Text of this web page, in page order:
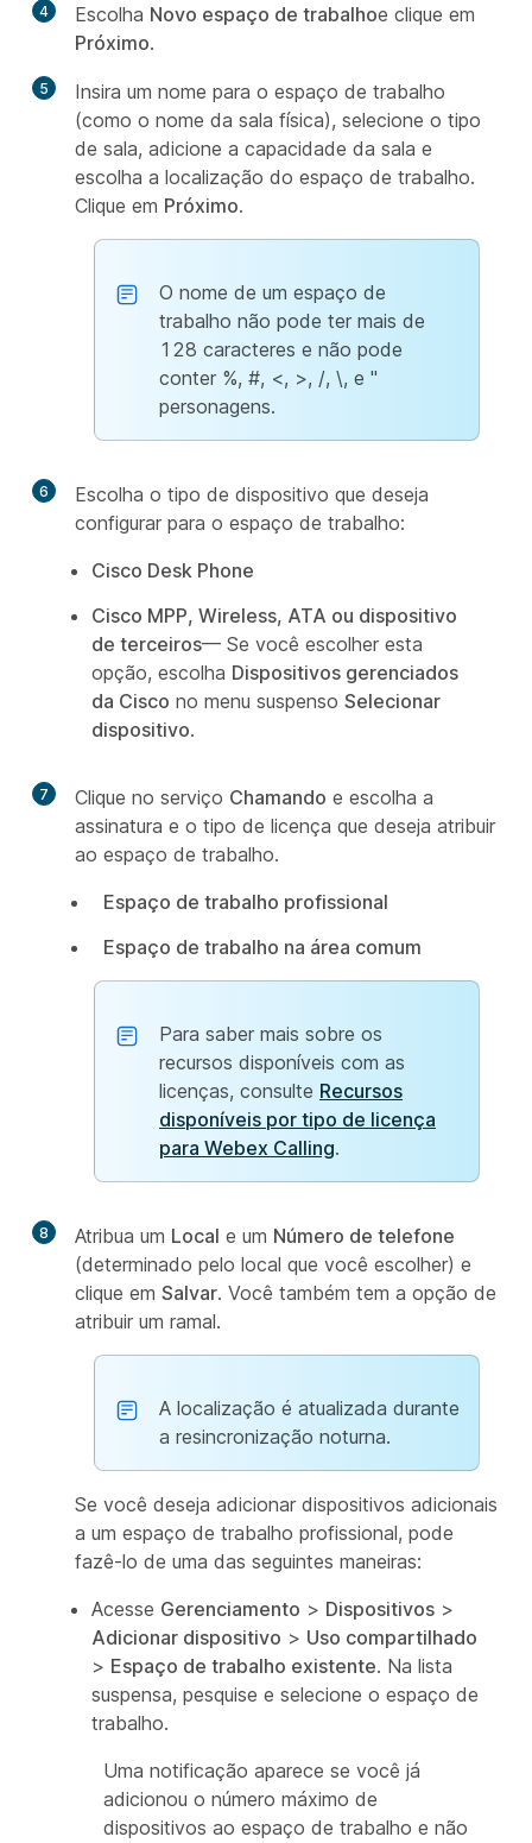
4 Escolha Novo espaço de trabalhoe clique em
Próximo.
5
Insira um nome para o espaço de trabalho
(como o nome da sala física), selecione o tipo
de sala, adicione a capacidade da sala e
escolha a localização do espaço de trabalho.
Clique em Próximo.
O nome de um espaço de
trabalho não pode ter mais de
128 caracteres e não pode
conter %, #, <, >, /, \, e "
personagens.
6
Escolha o tipo de dispositivo que deseja
configurar para o espaço de trabalho:
Cisco Desk Phone
Cisco MPP, Wireless, ATA ou dispositivo
de terceiros— Se você escolher esta
opção, escolha Dispositivos gerenciados
da Cisco no menu suspenso Selecionar
dispositivo.
7 Clique no serviço Chamando e escolha a
assinatura e o tipo de licença que deseja atribuir
ao espaço de trabalho.
Espaço de trabalho profissional
Espaço de trabalho na área comum
Para saber mais sobre os
recursos disponíveis com as
licenças, consulte Recursos
disponíveis por tipo de licença
para Webex Calling.
8 Atribua um Local e um Número de telefone
(determinado pelo local que você escolher) e
clique em Salvar. Você também tem a opção de
atribuir um ramal.
A localização é atualizada durante
a resincronização noturna.
Se você deseja adicionar dispositivos adicionais
a um espaço de trabalho profissional, pode
fazê-lo de uma das seguintes maneiras:
Acesse Gerenciamento > Dispositivos >
Adicionar dispositivo > Uso compartilhado
> Espaço de trabalho existente. Na lista
suspensa, pesquise e selecione o espaço de
trabalho.
Uma notificação aparece se você já
adicionou o número máximo de
dispositivos ao espaço de trabalho e não